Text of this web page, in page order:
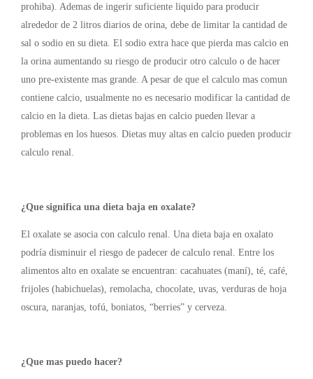
prohiba). Ademas de ingerir suficiente liquido para producir
alrededor de 2 litros diarios de orina, debe de limitar la cantidad de
sal o sodio en su dieta. El sodio extra hace que pierda mas calcio en
la orina aumentando su riesgo de producir otro calculo o de hacer
uno pre-existente mas grande. A pesar de que el calculo mas comun
contiene calcio, usualmente no es necesario modificar la cantidad de
calcio en la dieta. Las dietas bajas en calcio pueden llevar a
problemas en los huesos. Dietas muy altas en calcio pueden producir
calculo renal.
¿Que significa una dieta baja en oxalate?
El oxalate se asocia con calculo renal. Una dieta baja en oxalato
podría disminuir el riesgo de padecer de calculo renal. Entre los
alimentos alto en oxalate se encuentran: cacahuates (maní), té, café,
frijoles (habichuelas), remolacha, chocolate, uvas, verduras de hoja
oscura, naranjas, tofú, boniatos, “berries” y cerveza.
¿Que mas puedo hacer?